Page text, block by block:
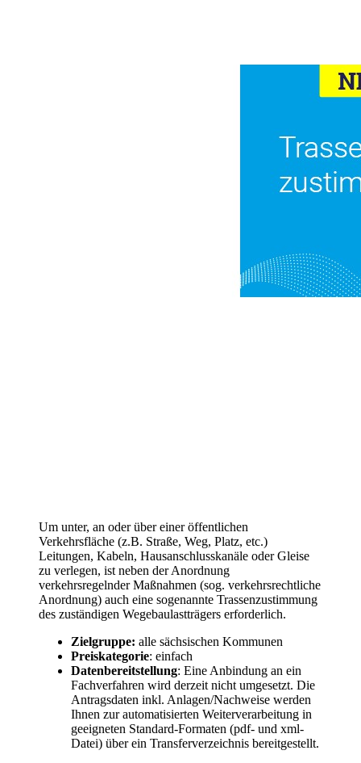
Um unter, an oder über einer öffentlichen
Verkehrsfläche (z.B. Straße, Weg, Platz, etc.)
Leitungen, Kabeln, Hausanschlusskanäle oder Gleise
zu verlegen, ist neben der Anordnung
verkehrsregelnder Maßnahmen (sog. verkehrsrechtliche
Anordnung) auch eine sogenannte Trassenzustimmung
des zuständigen Wegebaulastträgers erforderlich.
Zielgruppe: alle sächsischen Kommunen
Preiskategorie: einfach
Datenbereitstellung: Eine Anbindung an ein
Fachverfahren wird derzeit nicht umgesetzt. Die
Antragsdaten inkl. Anlagen/Nachweise werden
Ihnen zur automatisierten Weiterverarbeitung in
geeigneten Standard-Formaten (pdf- und xml-
Datei) über ein Transferverzeichnis bereitgestellt.